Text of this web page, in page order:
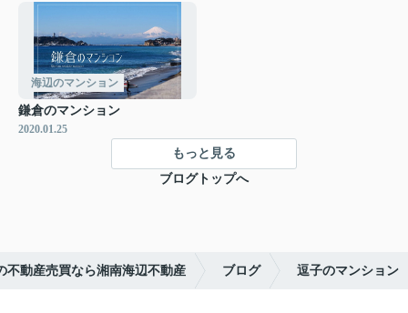
海辺のマンション
鎌倉のマンション
2020.01.25
もっと見る
ブログトップへ
不動産売買なら湘南海辺不動産 ブログ 逗子のマンション